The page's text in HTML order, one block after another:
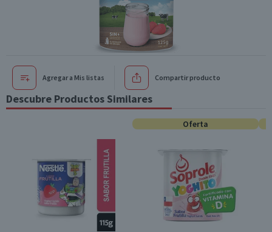
Agregar a Mis listas Compartir producto
Descubre Productos Similares
Oferta